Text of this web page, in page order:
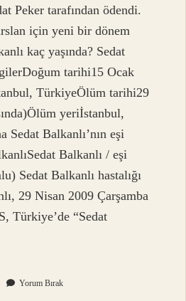
Peker tarafından ödendi.
için yeni bir dönem
kaç yaşında? Sedat
tarihi15 Ocak
TürkiyeÖlüm tarihi29
yeriİstanbul,
Sedat Balkanlı’nın eşi
Balkanlı / eşi
Sedat Balkanlı hastalığı
29 Nisan 2009 Çarşamba
Türkiye’de “Sedat
Yorum Bırak